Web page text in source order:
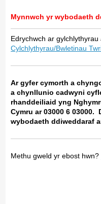
Mynnwch yr wybodaeth
Edrychwch ar
Cylchlythyrau/Bwletinau
Ar gyfer cymorth a
a chynllunio cadwyni
rhanddeiliaid yng
Cymru ar 03000 6
wybodaeth ddiweddaraf
Methu gweld yr ebost hwn?